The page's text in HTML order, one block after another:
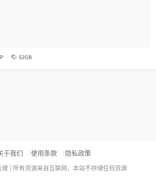
52GB
于我们 使用条款 隐私政策
| 所有资源来自互联网，本站不存储任何资源